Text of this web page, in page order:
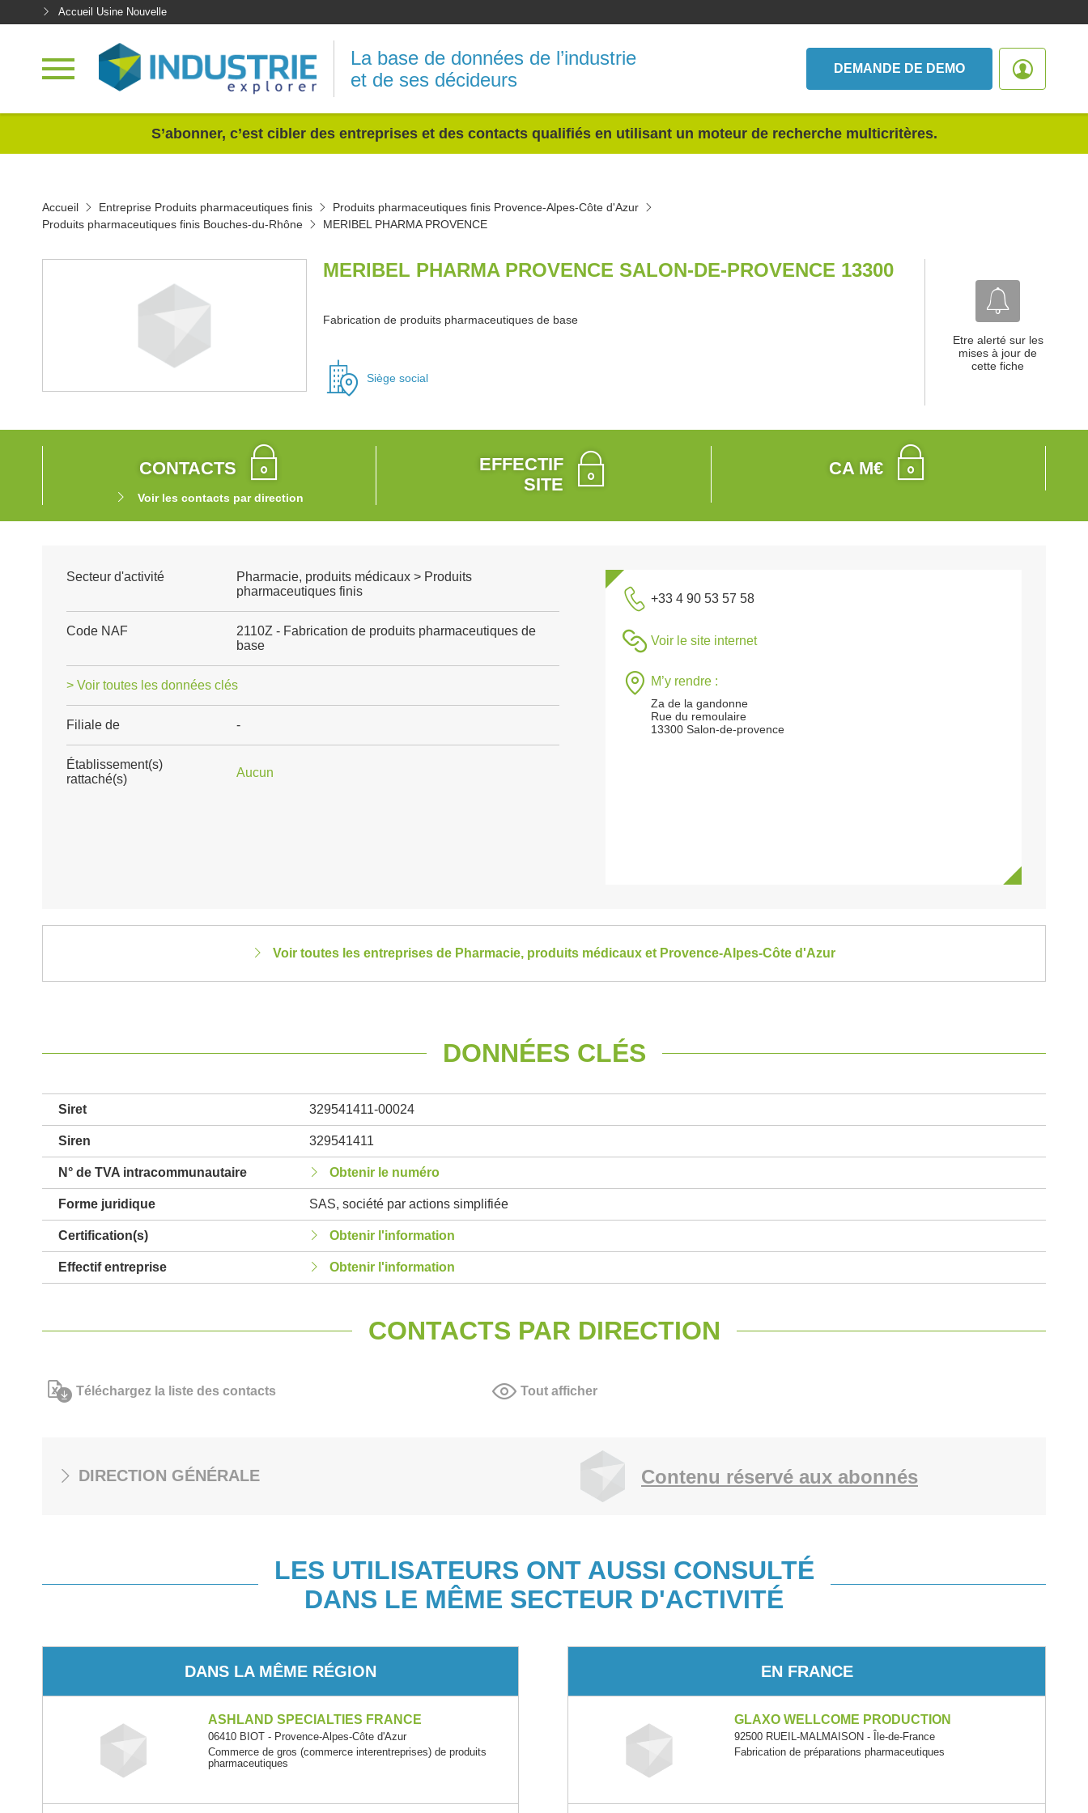
Accueil Usine Nouvelle
La base de données de l’industrie
et de ses décideurs
DEMANDE DE DEMO
S’abonner, c’est cibler des entreprises et des contacts qualifiés en utilisant un moteur de recherche multicritères.
Accueil Entreprise Produits pharmaceutiques finis
Produits pharmaceutiques finis Provence-Alpes-Côte d'Azur
Produits pharmaceutiques finis Bouches-du-Rhône
MERIBEL PHARMA PROVENCE
MERIBEL PHARMA PROVENCE SALON-DE-PROVENCE 13300
Fabrication de produits pharmaceutiques de base
Siège social
Etre alerté sur les
mises à jour de
cette fiche
CONTACTS
Voir les contacts par direction
EFFECTIF
SITE
CA M€
Secteur d'activité
Pharmacie, produits médicaux > Produits
pharmaceutiques finis
Code NAF
2110Z - Fabrication de produits pharmaceutiques de
base
> Voir toutes les données clés
Filiale de -
Établissement(s)
rattaché(s)
Aucun
+33 4 90 53 57 58
Voir le site internet
M’y rendre :
Za de la gandonne
Rue du remoulaire
13300 Salon-de-provence
Voir toutes les entreprises de Pharmacie, produits médicaux et Provence-Alpes-Côte d'Azur
DONNÉES CLÉS
Siret 329541411-00024
Siren 329541411
N° de TVA intracommunautaire Obtenir le numéro
Forme juridique SAS, société par actions simplifiée
Certification(s) Obtenir l'information
Effectif entreprise Obtenir l'information
CONTACTS PAR DIRECTION
Téléchargez la liste des contacts Tout afficher
DIRECTION GÉNÉRALE Contenu réservé aux abonnés
LES UTILISATEURS ONT AUSSI CONSULTÉ
DANS LE MÊME SECTEUR D'ACTIVITÉ
DANS LA MÊME RÉGION
ASHLAND SPECIALTIES FRANCE
06410 BIOT - Provence-Alpes-Côte d'Azur
Commerce de gros (commerce interentreprises) de produits
pharmaceutiques
EN FRANCE
GLAXO WELLCOME PRODUCTION
92500 RUEIL-MALMAISON - Île-de-France
Fabrication de préparations pharmaceutiques